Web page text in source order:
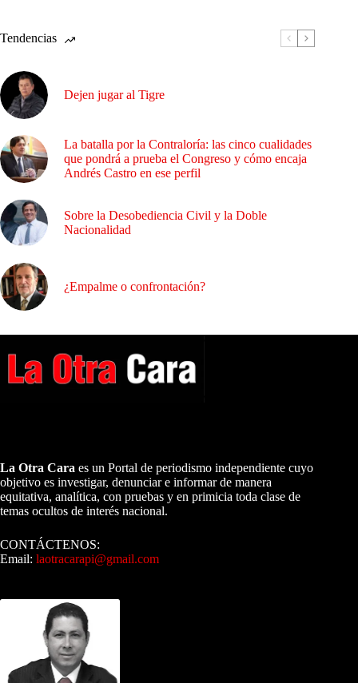
Tendencias
Dejen jugar al Tigre
La batalla por la Contraloría: las cinco cualidades
que pondrá a prueba el Congreso y cómo encaja
Andrés Castro en ese perfil
Sobre la Desobediencia Civil y la Doble
Nacionalidad
¿Empalme o confrontación?
La Otra Cara es un Portal de periodismo independiente cuyo
objetivo es investigar, denunciar e informar de manera
equitativa, analítica, con pruebas y en primicia toda clase de
temas ocultos de interés nacional.
CONTÁCTENOS:
Email: laotracarapi@gmail.com